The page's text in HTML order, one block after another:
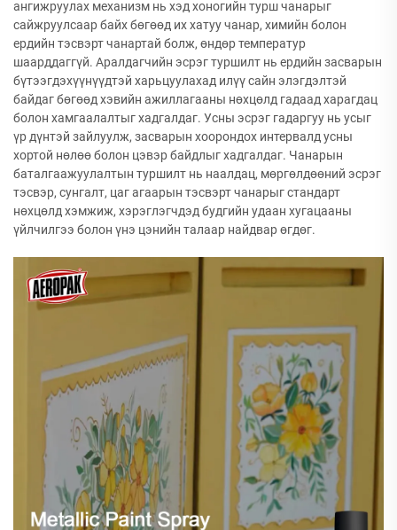
ангижруулах механизм нь хэд хоногийн турш чанарыг
сайжруулсаар байх бөгөөд их хатуу чанар, химийн болон
ердийн тэсвэрт чанартай болж, өндөр температур
шаарддаггүй. Аралдагчийн эсрэг туршилт нь ердийн засварын
бүтээгдэхүүнүүдтэй харьцуулахад илүү сайн элэгдэлтэй
байдаг бөгөөд хэвийн ажиллагааны нөхцөлд гадаад харагдац
болон хамгаалалтыг хадгалдаг. Усны эсрэг гадаргуу нь усыг
үр дүнтэй зайлуулж, засварын хоорондох интервалд усны
хортой нөлөө болон цэвэр байдлыг хадгалдаг. Чанарын
баталгаажуулалтын туршилт нь наалдац, мөргөлдөөний эсрэг
тэсвэр, сунгалт, цаг агаарын тэсвэрт чанарыг стандарт
нөхцөлд хэмжиж, хэрэглэгчдэд будгийн удаан хугацааны
үйлчилгээ болон үнэ цэнийн талаар найдвар өгдөг.